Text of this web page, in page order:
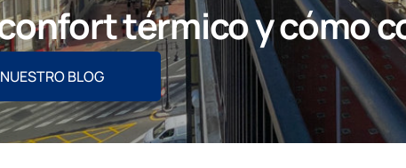
térmico y cómo
BLOG